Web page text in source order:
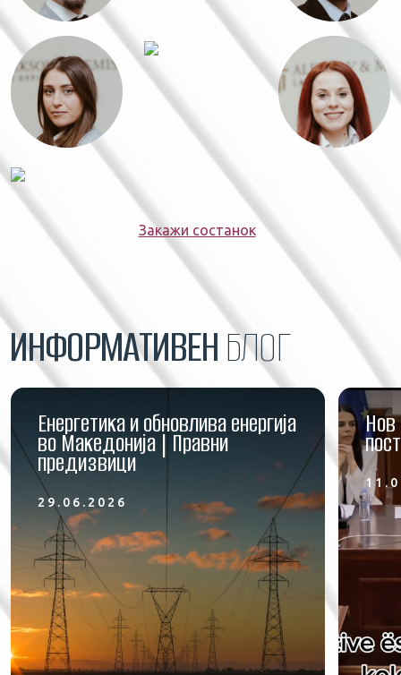
Закажи состанок
ИНФОРМАТИВЕНБЛОГ
Енергетика и обновлива енергија
во Македонија | Правни
предизвици
29.06.2026
Нов